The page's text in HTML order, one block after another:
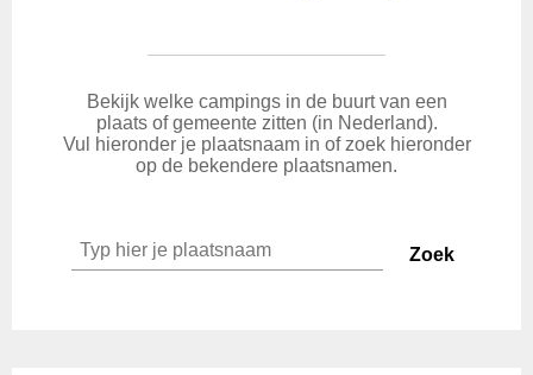
Bekijk welke campings in de buurt van een
plaats of gemeente zitten (in Nederland).
Vul hieronder je plaatsnaam in of zoek hieronder
op de bekendere plaatsnamen.